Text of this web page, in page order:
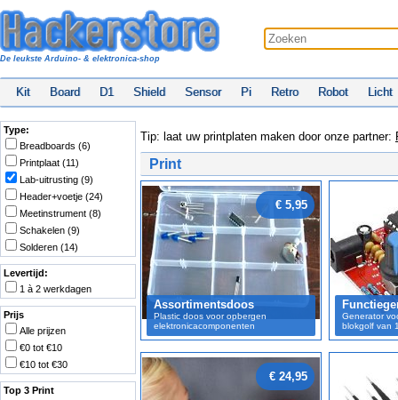
De leukste Arduino- & elektronica-shop
Kit Board D1 Shield Sensor Pi Retro Robot Licht
Type:
Breadboards (6)
Printplaat (11)
Lab-uitrusting (9)
Header+voetje (24)
Meetinstrument (8)
Schakelen (9)
Solderen (14)
Levertijd:
1 à 2 werkdagen
Prijs
Alle prijzen
€0 tot €10
€10 tot €30
Top 3 Print
Tip: laat uw printplaten maken door onze partner:
Print
€ 5,95
Assortimentsdoos
Plastic doos voor opbergen
elektronicacomponenten
Generator
blokgolf van
€ 24,95